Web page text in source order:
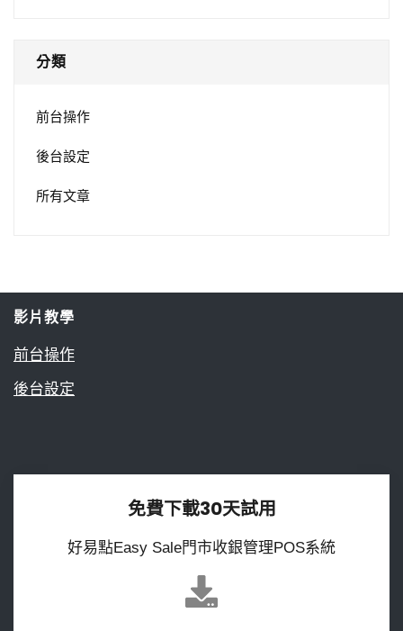
分類
前台操作
後台設定
所有文章
影片教學
前台操作
後台設定
免費下載30天試用
好易點Easy Sale門市收銀管理POS系統